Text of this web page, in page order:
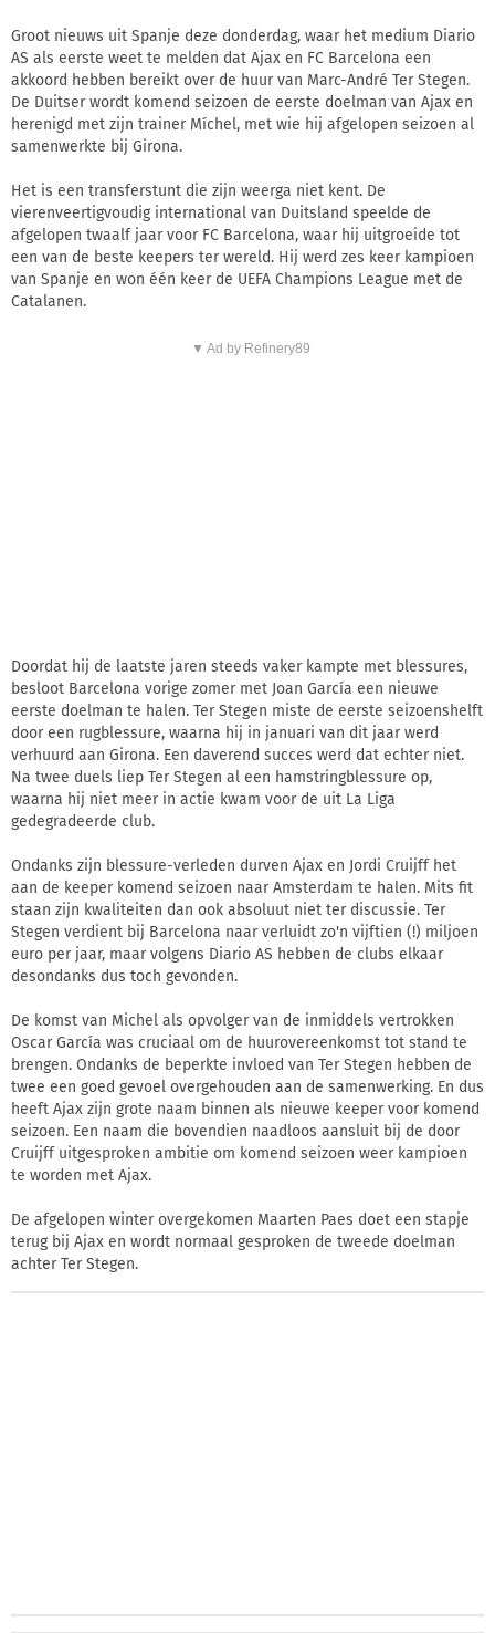
Groot nieuws uit Spanje deze donderdag, waar het medium Diario
AS als eerste weet te melden dat Ajax en FC Barcelona een
akkoord hebben bereikt over de huur van Marc-André Ter Stegen.
De Duitser wordt komend seizoen de eerste doelman van Ajax en
herenigd met zijn trainer Míchel, met wie hij afgelopen seizoen al
samenwerkte bij Girona.
Het is een transferstunt die zijn weerga niet kent. De
vierenveertigvoudig international van Duitsland speelde de
afgelopen twaalf jaar voor FC Barcelona, waar hij uitgroeide tot
een van de beste keepers ter wereld. Hij werd zes keer kampioen
van Spanje en won één keer de UEFA Champions League met de
Catalanen.
▼ Ad by Refinery89
Doordat hij de laatste jaren steeds vaker kampte met blessures,
besloot Barcelona vorige zomer met Joan García een nieuwe
eerste doelman te halen. Ter Stegen miste de eerste seizoenshelft
door een rugblessure, waarna hij in januari van dit jaar werd
verhuurd aan Girona. Een daverend succes werd dat echter niet.
Na twee duels liep Ter Stegen al een hamstringblessure op,
waarna hij niet meer in actie kwam voor de uit La Liga
gedegradeerde club.
Ondanks zijn blessure-verleden durven Ajax en Jordi Cruijff het
aan de keeper komend seizoen naar Amsterdam te halen. Mits fit
staan zijn kwaliteiten dan ook absoluut niet ter discussie. Ter
Stegen verdient bij Barcelona naar verluidt zo'n vijftien (!) miljoen
euro per jaar, maar volgens Diario AS hebben de clubs elkaar
desondanks dus toch gevonden.
De komst van Michel als opvolger van de inmiddels vertrokken
Oscar García was cruciaal om de huurovereenkomst tot stand te
brengen. Ondanks de beperkte invloed van Ter Stegen hebben de
twee een goed gevoel overgehouden aan de samenwerking. En dus
heeft Ajax zijn grote naam binnen als nieuwe keeper voor komend
seizoen. Een naam die bovendien naadloos aansluit bij de door
Cruijff uitgesproken ambitie om komend seizoen weer kampioen
te worden met Ajax.
De afgelopen winter overgekomen Maarten Paes doet een stapje
terug bij Ajax en wordt normaal gesproken de tweede doelman
achter Ter Stegen.